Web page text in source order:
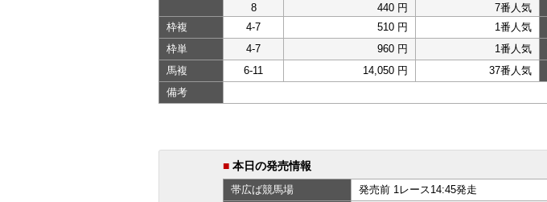
8
440 円
7番人気
枠複
4-7 510 円 1番人気
枠単
4-7 960 円 1番人気
馬複
6-11 14,050 円
37番人気
備考
■ 本日の発売情報
帯広ば競馬場 発売前 1レース14:45発走